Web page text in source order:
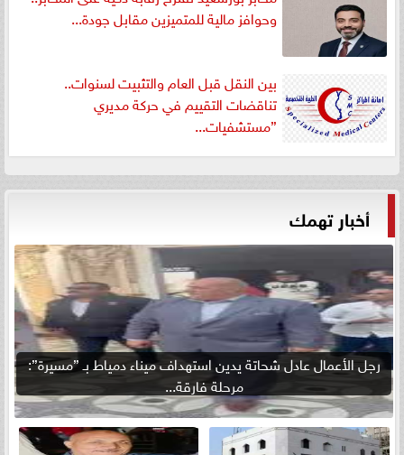
وحوافز مالية للمتميزين مقابل جودة...
بين النقل قبل العام والتثبيت لسنوات..
تناقضات التقييم في حركة مديري
”مستشفيات...
أخبار تهمك
رجل الأعمال عادل شحاتة يدين استهداف ميناء دمياط بـ ”مسيرة”:
مرحلة فارقة...